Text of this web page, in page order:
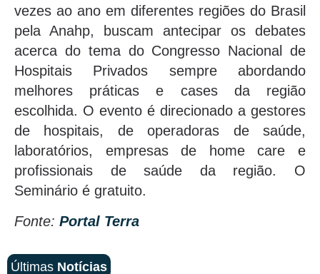
vezes ao ano em diferentes regiões do Brasil
pela Anahp, buscam antecipar os debates
acerca do tema do Congresso Nacional de
Hospitais Privados sempre abordando
melhores práticas e cases da região
escolhida. O evento é direcionado a gestores
de hospitais, de operadoras de saúde,
laboratórios, empresas de home care e
profissionais de saúde da região. O
Seminário é gratuito.
Fonte: Portal Terra
Últimas Notícias